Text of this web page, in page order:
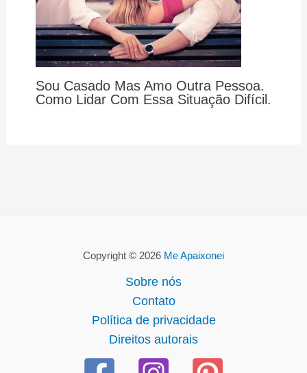
Sou Casado Mas Amo Outra Pessoa.
Como Lidar Com Essa Situação Difícil.
Copyright © 2026 Me Apaixonei
Sobre nós
Contato
Política de privacidade
Direitos autorais